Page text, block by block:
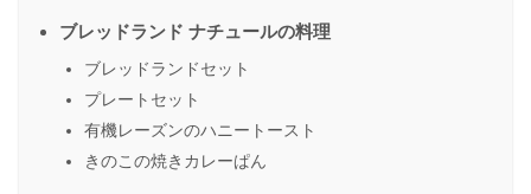
ブレッドランド ナチュールの料理
ブレッドランドセット
プレートセット
有機レーズンのハニートースト
きのこの焼きカレーぱん